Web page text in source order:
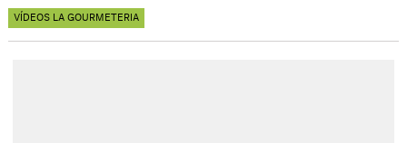
VÍDEOS LA GOURMETERIA